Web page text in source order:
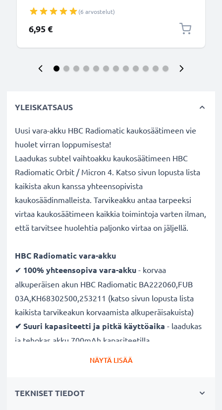
(6 arvostelut)
6,95 €
YLEISKATSAUS
Uusi vara-akku HBC Radiomatic kaukosäätimeen vie
huolet virran loppumisesta!
Laadukas subtel vaihtoakku kaukosäätimeen HBC
Radiomatic Orbit / Micron 4. Katso sivun lopusta lista
kaikista akun kanssa yhteensopivista
kaukosäädinmalleista. Tarvikeakku antaa tarpeeksi
virtaa kaukosäätimeen kaikkia toimintoja varten ilman,
että tarvitsee huolehtia paljonko virtaa on jäljellä.
HBC Radiomatic vara-akku
✔ 100% yhteensopiva vara-akku - korvaa
alkuperäisen akun HBC Radiomatic BA222060,FUB
03A,KH68302500,253211 (katso sivun lopusta lista
kaikista tarvikeakun korvaamista alkuperäisakuista)
✔ Suuri kapasiteetti ja pitkä käyttöaika - laadukas
ja tehokas akku 700mAh kapasiteetilla
nykyaikaisen NiMH-tekniikan ansiosta, joka vähentää
NÄYTÄ LISÄÄ
TEKNISET TIEDOT